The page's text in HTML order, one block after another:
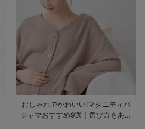
おしゃれでかわいい!マタニティパ
ジャマおすすめ9選｜選び方もあわ